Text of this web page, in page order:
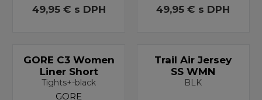
49,95 € s DPH 49,95 € s DPH
GORE C3 Women
Liner Short
Tights+-black
GORE
Trail Air Jersey
SS WMN
BLK